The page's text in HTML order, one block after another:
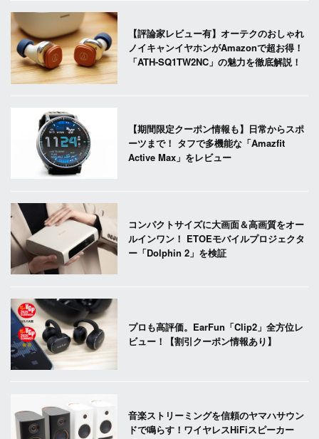
【評論家レビュー有】オーテクのおしゃれ
ノイキャンイヤホンがAmazonで超お得！
「ATH-SQ1TW2NC」の魅力を徹底解説！
【期間限定クーポン情報も】日常からスポ
ーツまで！ タフで多機能な「Amazfit
Active Max」をレビュー
コンパクトサイズに大画面＆高画質をオー
ルインワン！ ETOEモバイルプロジェクタ
ー「Dolphin 2」を検証
プロも高評価。EarFun「Clip2」全方位レ
ビュー！【割引クーポン情報あり】
音楽ストリーミングを信頼のヤマハサウン
ドで鳴らす！ワイヤレスHiFiスピーカー